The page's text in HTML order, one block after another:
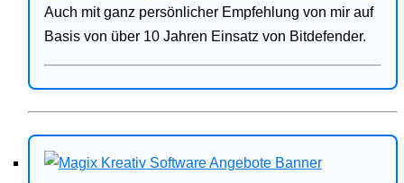
Auch mit ganz persönlicher Empfehlung von mir auf
Basis von über 10 Jahren Einsatz von Bitdefender.